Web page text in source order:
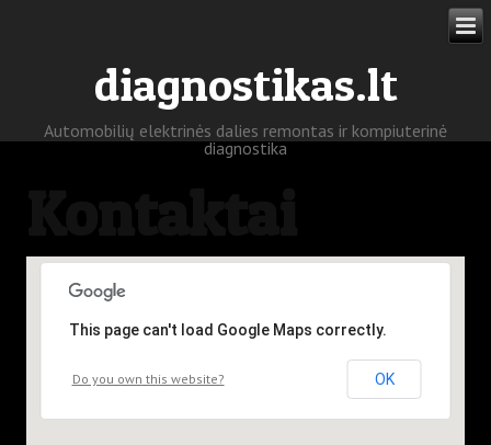
diagnostikas.lt
Automobilių elektrinės dalies remontas ir kompiuterinė
diagnostika
This page can't load Google Maps correctly.
Do you own this website? OK